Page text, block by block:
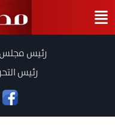
رئيس مجلس
رئيس